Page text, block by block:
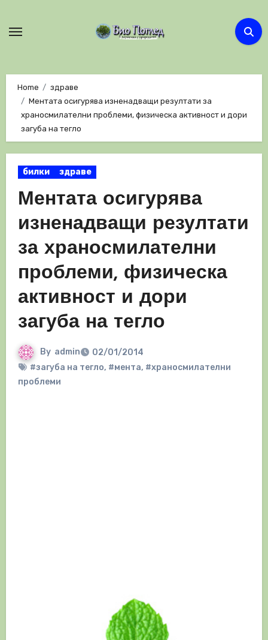
Home
здраве
Ментата осигурява изненадващи резултати за
храносмилателни проблеми, физическа активност и дори
загуба на тегло
билки здраве
Ментата осигурява
изненадващи резултати
за храносмилателни
проблеми, физическа
активност и дори
загуба на тегло
By admin
02/01/2014
#загуба на тегло, #мента, #храносмилателни
проблеми